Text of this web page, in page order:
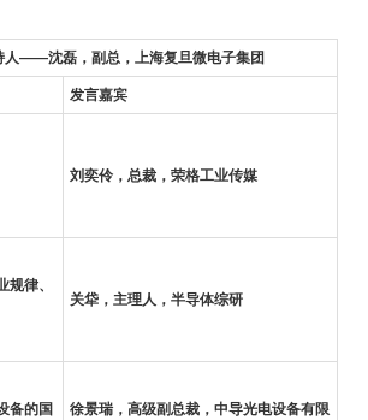
人——沈磊，副总，上海复旦微电子集团
发言嘉宾
刘奕伶，总裁，荣格工业传媒
规律、
关牮，主理人，半导体综研
备的国
徐景瑞，高级副总裁，中导光电设备有限